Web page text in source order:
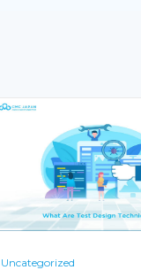
Uncategorized